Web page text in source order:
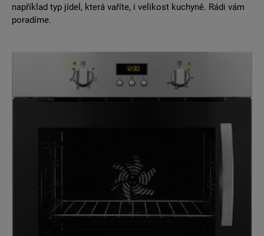
například typ jídel, která vaříte, i velikost kuchyně. Rádi vám
poradíme.